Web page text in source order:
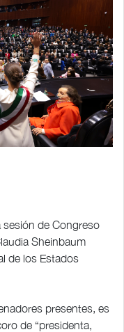
sesión de Congreso
Sheinbaum
de los Estados
presentes, es
de “presidenta,